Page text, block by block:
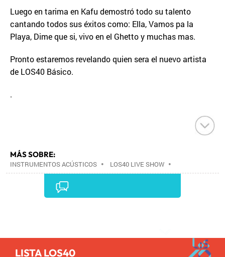
Luego en tarima en Kafu demostró todo su talento
cantando todos sus éxitos como: Ella, Vamos pa la
Playa, Dime que si, vivo en el Ghetto y muchas mas.
Pronto estaremos revelando quien sera el nuevo artista
de LOS40 Básico.
.
MÁS SOBRE:
INSTRUMENTOS ACÚSTICOS • LOS40 LIVE SHOW •
CONCIERTOS•LOS40•EVENTOS MUSICALES•
•AGENDA CULTURAL
•PRISA MEDIA•MÚSICA•GRUPO
COMUNICACIÓN•COMUNICACIÓN•
LISTA LOS40